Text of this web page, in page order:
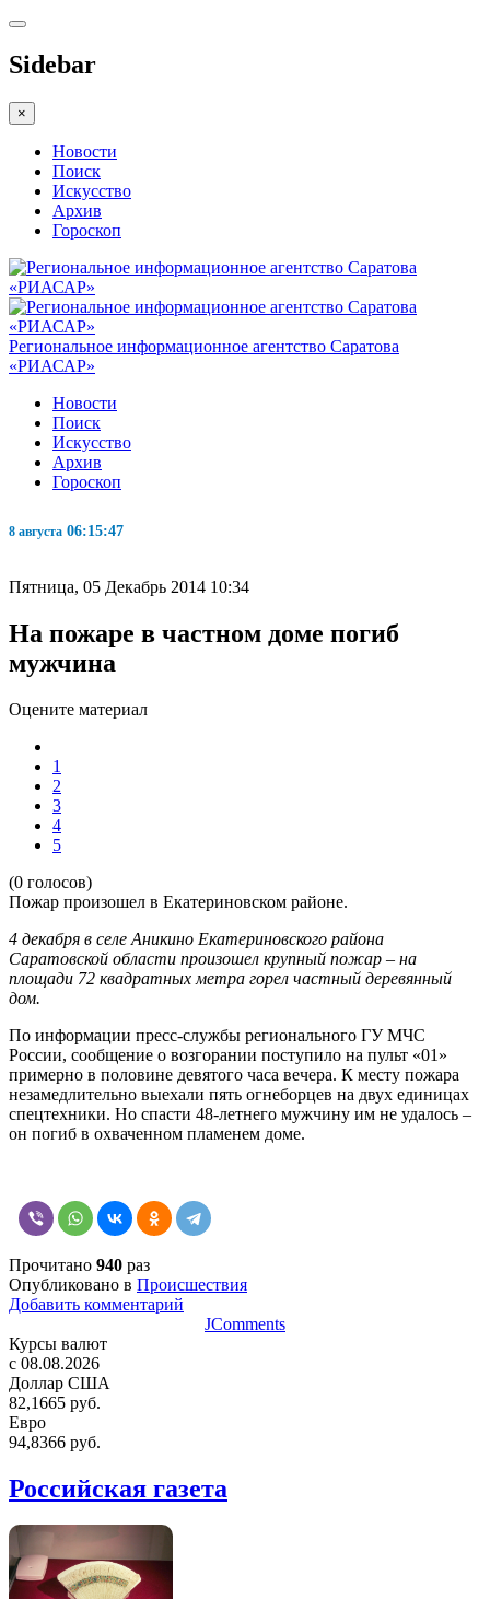
Sidebar
×
Новости
Поиск
Искусство
Архив
Гороскоп
Региональное информационное агентство Саратова
«РИАСАР»
Новости
Поиск
Искусство
Архив
Гороскоп
8 августа 06:15:48
Пятница, 05 Декабрь 2014 10:34
На пожаре в частном доме погиб
мужчина
Оцените материал
1
2
3
4
5
(0 голосов)
Пожар произошел в Екатериновском районе.
4 декабря в селе Аникино Екатериновского района
Саратовской области произошел крупный пожар – на
площади 72 квадратных метра горел частный деревянный
дом.
По информации пресс-службы регионального ГУ МЧС
России, сообщение о возгорании поступило на пульт «01»
примерно в половине девятого часа вечера. К месту пожара
незамедлительно выехали пять огнеборцев на двух единицах
спецтехники. Но спасти 48-летнего мужчину им не удалось –
он погиб в охваченном пламенем доме.
Прочитано 940 раз
Опубликовано в Происшествия
Добавить комментарий
JComments
Курсы валют
c 08.08.2026
Доллар США
82,1665 руб.
Евро
94,8366 руб.
Российская газета